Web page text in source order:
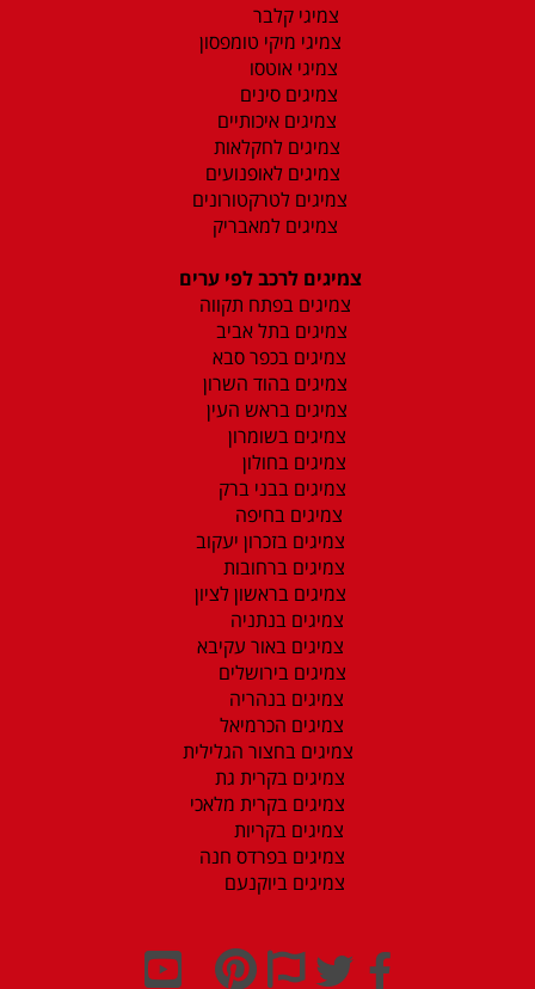
צמיגי קלבר
צמיגי מיקי טומפסון
צמיגי אוטסו
צמיגים סינים
צמיגים איכותיים
צמיגים לחקלאות
צמיגים לאופנועים
צמיגים לטרקטורונים
צמיגים למאבריק
צמיגים לרכב לפי ערים
צמיגים בפתח תקווה
צמיגים בתל אביב
צמיגים בכפר סבא
צמיגים בהוד השרון
צמיגים בראש העין
צמיגים בשומרון
צמיגים בחולון
צמיגים בבני ברק
צמיגים בחיפה
צמיגים בזכרון יעקוב
צמיגים ברחובות
צמיגים בראשון לציון
צמיגים בנתניה
צמיגים באור עקיבא
צמיגים בירושלים
צמיגים בנהריה
צמיגים הכרמיאל
צמיגים בחצור הגלילית
צמיגים בקרית גת
צמיגים בקרית מלאכי
צמיגים בקריות
צמיגים בפרדס חנה
צמיגים ביוקנעם